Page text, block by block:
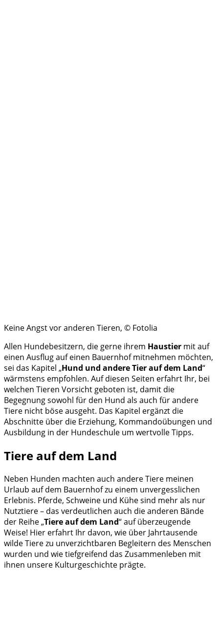
Keine Angst vor anderen Tieren, © Fotolia
Allen Hundebesitzern, die gerne ihrem Haustier mit auf
einen Ausflug auf einen Bauernhof mitnehmen möchten,
sei das Kapitel „Hund und andere Tier auf dem Land“
wärmstens empfohlen. Auf diesen Seiten erfahrt Ihr, bei
welchen Tieren Vorsicht geboten ist, damit die
Begegnung sowohl für den Hund als auch für andere
Tiere nicht böse ausgeht. Das Kapitel ergänzt die
Abschnitte über die Erziehung, Kommandoübungen und
Ausbildung in der Hundeschule um wertvolle Tipps.
Tiere auf dem Land
Neben Hunden machten auch andere Tiere meinen
Urlaub auf dem Bauernhof zu einem unvergesslichen
Erlebnis. Pferde, Schweine und Kühe sind mehr als nur
Nutztiere – das verdeutlichen auch die anderen Bände
der Reihe „Tiere auf dem Land“ auf überzeugende
Weise! Hier erfahrt Ihr davon, wie über Jahrtausende
wilde Tiere zu unverzichtbaren Begleitern des Menschen
wurden und wie tiefgreifend das Zusammenleben mit
ihnen unsere Kulturgeschichte prägte.